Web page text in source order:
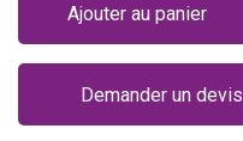
Ajouter au panier
Demander un devis